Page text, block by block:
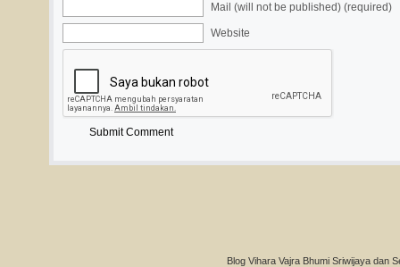
Mail (will not be published) (required)
Website
Blog Vihara Vajra Bhumi Sriwijaya dan